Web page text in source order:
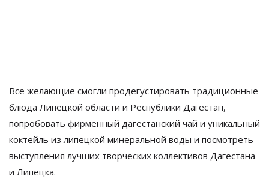
Все желающие смогли продегустировать традиционные
блюда Липецкой области и Республики Дагестан,
попробовать фирменный дагестанский чай и уникальный
коктейль из липецкой минеральной воды и посмотреть
выступления лучших творческих коллективов Дагестана
и Липецка.